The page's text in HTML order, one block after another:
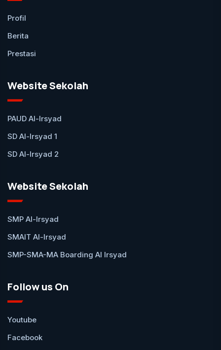
Profil
Berita
Prestasi
Website Sekolah
PAUD Al-Irsyad
SD Al-Irsyad 1
SD Al-Irsyad 2
Website Sekolah
SMP Al-Irsyad
SMAIT Al-Irsyad
SMP-SMA-MA Boarding Al Irsyad
Follow us On
Youtube
Facebook